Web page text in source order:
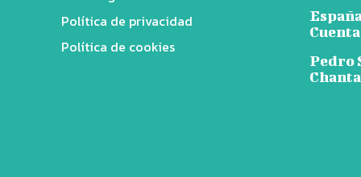
Política de privacidad
Política de cookies
Pedro